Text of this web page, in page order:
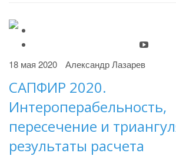
18 мая 2020 Александр Лазарев
САПФИР 2020.
Интероперабельность,
пересечение и
результаты расчета